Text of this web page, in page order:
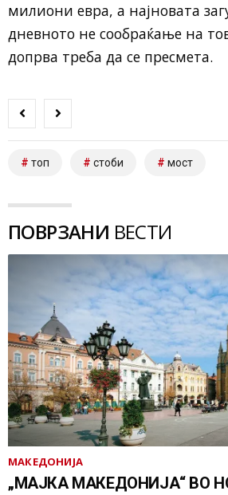
милиони евра, а најновата
дневното не сообраќање на
допрва треба да се пресмета.
топ стоби мост
ПОВРЗАНИ ВЕСТИ
МАКЕДОНИЈА
„МАЈКА МАКЕДОНИЈА“ ВО